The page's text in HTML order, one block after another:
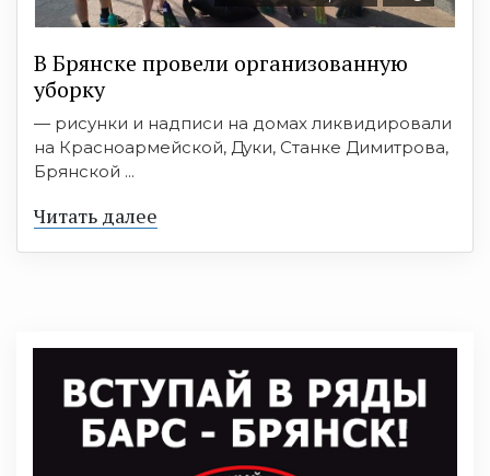
В Брянске провели организованную
уборку
— рисунки и надписи на домах ликвидировали
на Красноармейской, Дуки, Станке Димитрова,
Брянской ...
Читать далее